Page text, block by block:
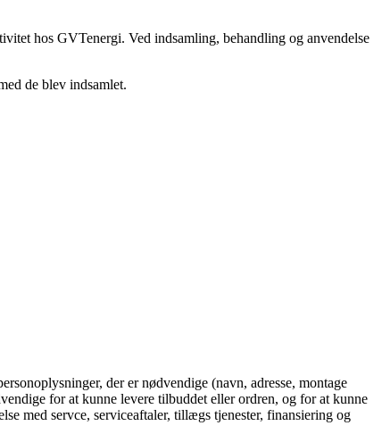
hos GVTenergi. Ved indsamling, behandling og anvendelse
de blev indsamlet.
der er nødvendige (navn, adresse, montage
for at kunne levere tilbuddet eller ordren, og for at kunne
med servce, serviceaftaler, tillægs tjenester, finansiering og